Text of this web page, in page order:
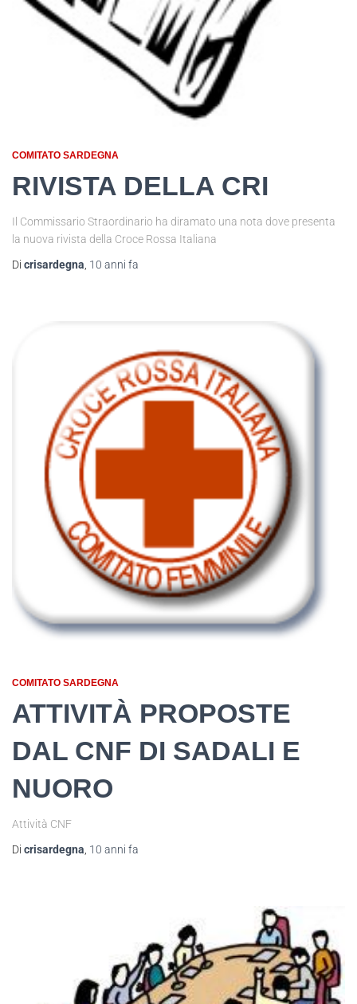
COMITATO SARDEGNA
RIVISTA DELLA CRI
Il Commissario Straordinario ha diramato una nota dove presenta
la nuova rivista della Croce Rossa Italiana
Di crisardegna 10 anni fa
COMITATO SARDEGNA
ATTIVITÀ PROPOSTE
DAL CNF DI SADALI E
NUORO
Attività CNF
Di crisardegna 10 anni fa